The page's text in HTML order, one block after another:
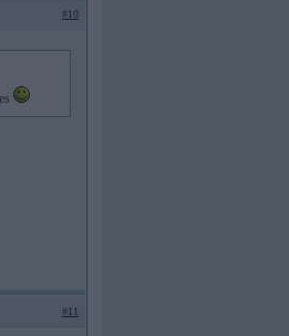
#10
#11